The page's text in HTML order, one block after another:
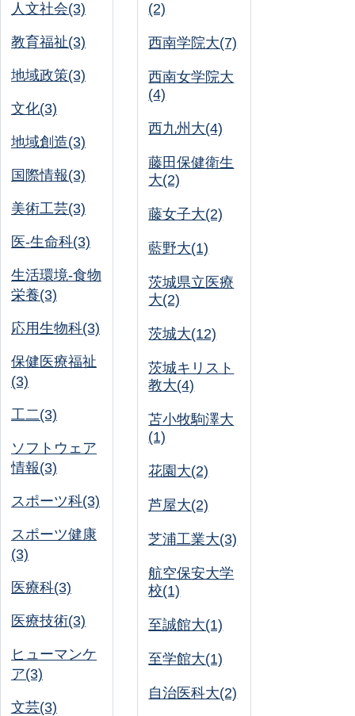
人文社会(3)
教育福祉(3)
地域政策(3)
文化(3)
地域創造(3)
国際情報(3)
美術工芸(3)
医-生命科(3)
生活環境-食物
栄養(3)
応用生物科(3)
保健医療福祉
(3)
工二(3)
ソフトウェア
情報(3)
スポーツ科(3)
スポーツ健康
(3)
医療科(3)
医療技術(3)
ヒューマンケ
ア(3)
文芸(3)
(2)
西南学院大(7)
西南女学院大
(4)
西九州大(4)
藤田保健衛生
大(2)
藤女子大(2)
藍野大(1)
茨城県立医療
大(2)
茨城大(12)
茨城キリスト
教大(4)
苫小牧駒澤大
(1)
花園大(2)
芦屋大(2)
芝浦工業大(3)
航空保安大学
校(1)
至誠館大(1)
至学館大(1)
自治医科大(2)